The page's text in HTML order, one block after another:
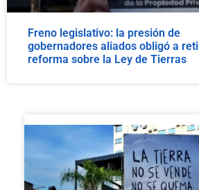
Freno legislativo: la presión de
gobernadores aliados obligó a
reforma sobre la Ley de Tierras